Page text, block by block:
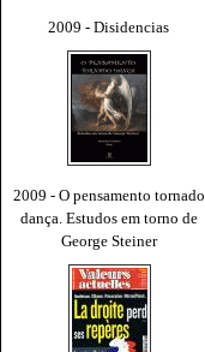
2009 - Disidencias
2009 - O pensamento tornado
dança. Estudos em torno de
George Steiner